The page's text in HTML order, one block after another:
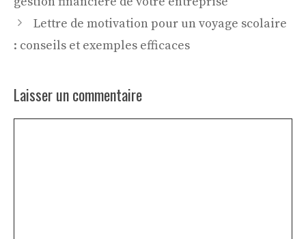
Lettre de motivation pour un voyage scolaire
: conseils et exemples efficaces
Laisser un commentaire